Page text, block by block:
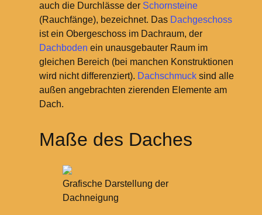
auch die Durchlässe der Schornsteine
(Rauchfänge), bezeichnet. Das Dachgeschoss
ist ein Obergeschoss im Dachraum, der
Dachboden ein unausgebauter Raum im
gleichen Bereich (bei manchen Konstruktionen
wird nicht differenziert). Dachschmucksind alle
außen angebrachten zierenden Elemente am
Dach.
Maße des Daches
Grafische Darstellung der
Dachneigung